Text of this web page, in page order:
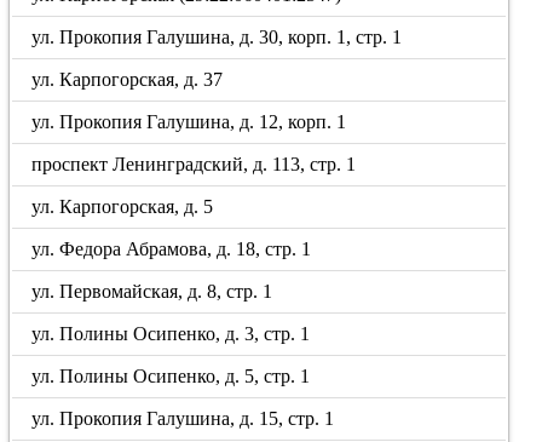
ул. Прокопия Галушина, д. 30, корп. 1, стр. 1
ул. Карпогорская, д. 37
ул. Прокопия Галушина, д. 12, корп. 1
проспект Ленинградский, д. 113, стр. 1
ул. Карпогорская, д. 5
ул. Федора Абрамова, д. 18, стр. 1
ул. Первомайская, д. 8, стр. 1
ул. Полины Осипенко, д. 3, стр. 1
ул. Полины Осипенко, д. 5, стр. 1
ул. Прокопия Галушина, д. 15, стр. 1